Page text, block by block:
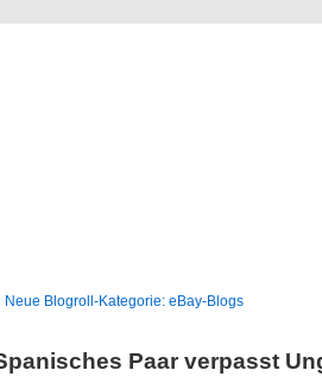
Neue Blogroll-Kategorie: eBay-Blogs
Paar verpasst